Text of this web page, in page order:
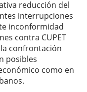
reducción del
interrupciones
inconformidad
contra CUPET
confrontación
posibles
como en